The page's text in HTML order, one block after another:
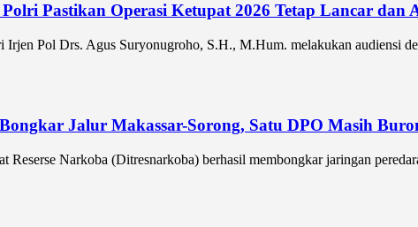
Pastikan Operasi Ketupat 2026 Tetap Lancar dan
Pol Drs. Agus Suryonugroho, S.H., M.Hum. melakukan audiensi
Jalur Makassar-Sorong, Satu DPO Masih
Narkoba (Ditresnarkoba) berhasil membongkar jaringan